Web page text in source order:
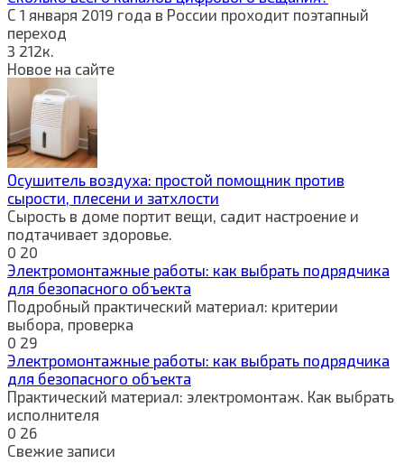
С 1 января 2019 года в России проходит поэтапный
переход
3 212к.
Новое на сайте
Осушитель воздуха: простой помощник против
сырости, плесени и затхлости
Сырость в доме портит вещи, садит настроение и
подтачивает здоровье.
0 20
Электромонтажные работы: как выбрать подрядчика
для безопасного объекта
Подробный практический материал: критерии
выбора, проверка
0 29
Электромонтажные работы: как выбрать подрядчика
для безопасного объекта
Практический материал: электромонтаж. Как выбрать
исполнителя
0 26
Свежие записи